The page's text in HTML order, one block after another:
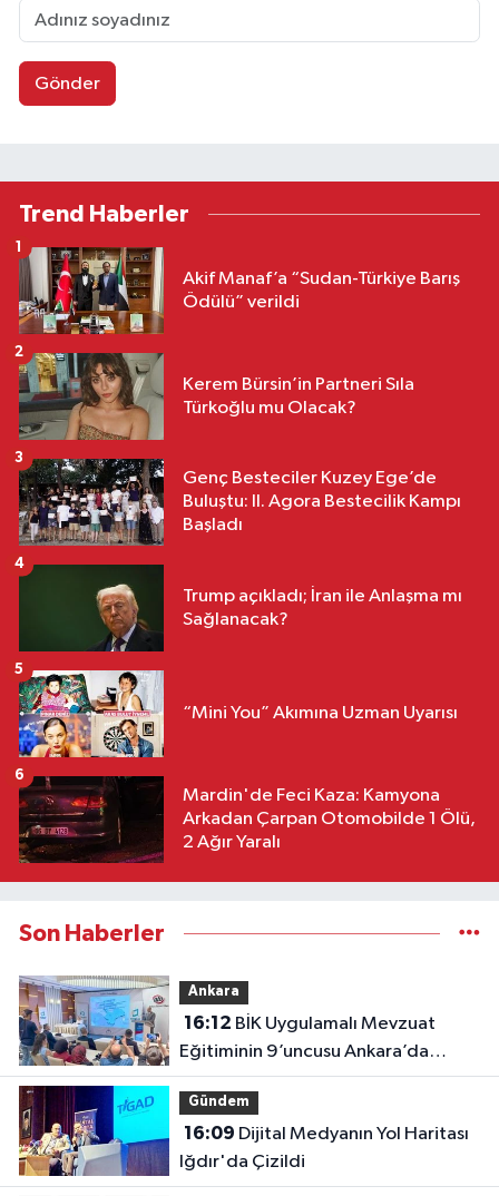
Gönder
Trend Haberler
Akif Manaf’a “Sudan-Türkiye Barış
Ödülü” verildi
1
Kerem Bürsin’in Partneri Sıla
Türkoğlu mu Olacak?
2
Genç Besteciler Kuzey Ege’de
Buluştu: II. Agora Bestecilik Kampı
Başladı
3
Trump açıkladı; İran ile Anlaşma mı
Sağlanacak?
4
“Mini You” Akımına Uzman Uyarısı
5
Mardin'de Feci Kaza: Kamyona
Arkadan Çarpan Otomobilde 1 Ölü,
2 Ağır Yaralı
6
Son Haberler
Ankara
16:12
Eğitiminin 9’uncusu Ankara’da
yapıldı
Gündem
16:09
Iğdır'da Çizildi